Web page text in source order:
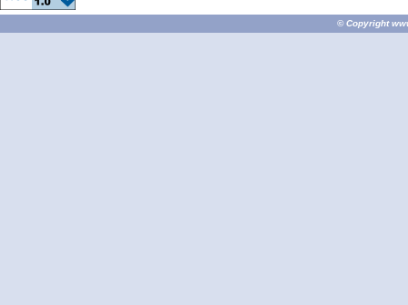
© Copyright